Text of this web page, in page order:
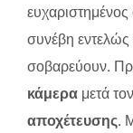
συνέβη εντελώς
σοβαρεύουν.
κάμερα μετά τον
αποχέτευσης.